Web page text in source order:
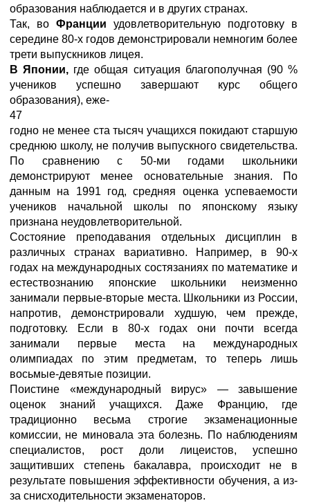
образования наблюдается и в других странах.
Так, во Франции удовлетворительную подготовку в
середине 80-х годов демонстрировали немногим более
трети выпускников лицея.
В Японии, где общая ситуация благополучная (90 %
учеников успешно завершают курс общего
образования), еже-
47
годно не менее ста тысяч учащихся покидают старшую
среднюю школу, не получив выпускного свидетельства.
По сравнению с 50-ми годами школьники
демонстрируют менее основательные знания. По
данным на 1991 год, средняя оценка успеваемости
учеников начальной школы по японскому языку
признана неудовлетворительной.
Состояние преподавания отдельных дисциплин в
различных странах вариативно. Например, в 90-х
годах на международных состязаниях по математике и
естествознанию японские школьники неизменно
занимали первые-вторые места. Школьники из России,
напротив, демонстрировали худшую, чем прежде,
подготовку. Если в 80-х годах они почти всегда
занимали первые места на международных
олимпиадах по этим предметам, то теперь лишь
восьмые-девятые позиции.
Поистине «международный вирус» — завышение
оценок знаний учащихся. Даже Францию, где
традиционно весьма строгие экзаменационные
комиссии, не миновала эта болезнь. По наблюдениям
специалистов, рост доли лицеистов, успешно
защитивших степень бакалавра, происходит не в
результате повышения эффективности обучения, а из-
за снисходительности экзаменаторов.